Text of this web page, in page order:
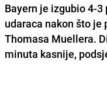
Bayern je izgubio 4-
udaraca nakon što
Thomasa Muellera.
minuta kasnije,